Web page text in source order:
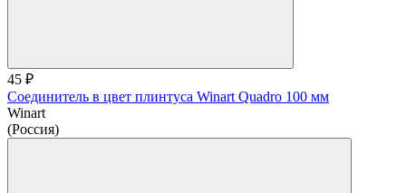
45 ₽
Соединитель в цвет плинтуса Winart Quadro 100 мм
Winart
(Россия)